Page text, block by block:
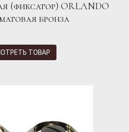
(фиксатор) ORLANDO
бронза
ТОВАР